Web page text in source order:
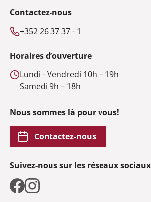
Contactez-nous
+352 26 37 37 - 1
Horaires d’ouverture
Lundi - Vendredi 10h – 19h
Samedi 9h – 18h
Nous sommes là pour vous!
Contactez-nous
Suivez-nous sur les réseaux sociaux